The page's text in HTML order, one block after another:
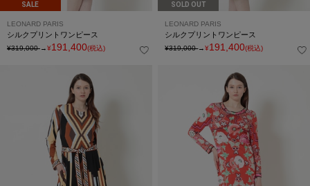
SALE
LEONARD PARIS
シルクプリントワンピース
¥319,000→¥191,400(税込)
SOLD OUT
LEONARD PARIS
シルクプリントワンピース
¥319,000→¥191,400(税込)